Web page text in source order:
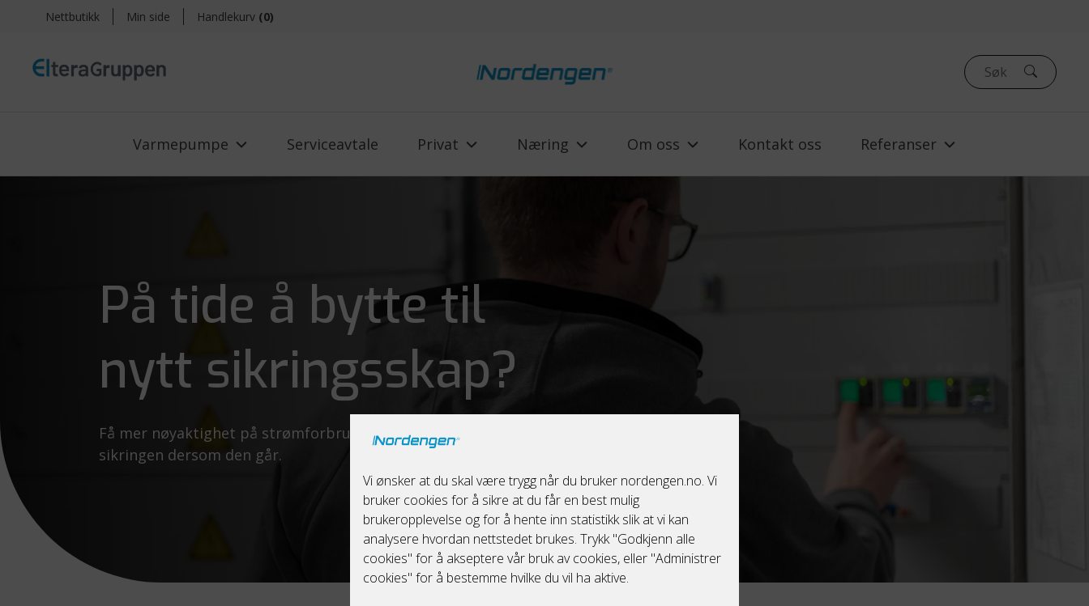
Nettbutikk Min side Handlekurv (0)
Varmepumpe Serviceavtale Privat Næring Om oss Kontakt oss Referanser
På tide å bytte til
nytt sikringsskap?
Få mer nøyaktighet på strømforbruket, og du slipper å bytte
sikringen dersom den går.